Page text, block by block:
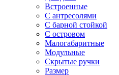
Встроенные
С антресолями
С барной стойкой
С островом
Малогабаритные
Модульные
Скрытые ручки
Размер